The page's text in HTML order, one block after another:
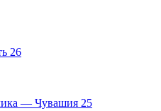
26
— Чувашия 25